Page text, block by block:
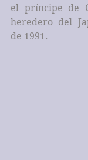
el príncipe de
heredero del
de 1991.